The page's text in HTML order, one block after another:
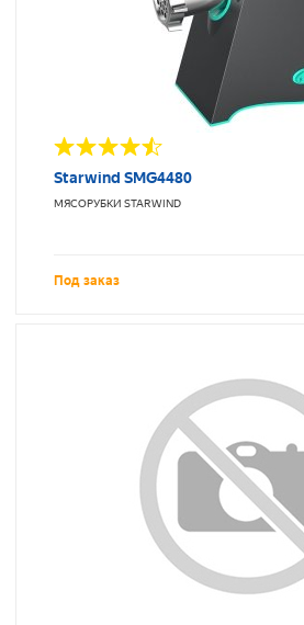
Starwind SMG4480
МЯСОРУБКИ STARWIND
Под заказ